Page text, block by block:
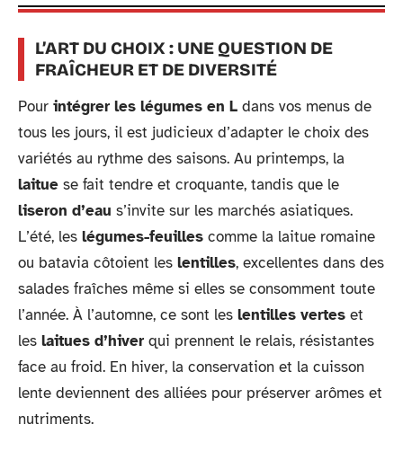
L’ART DU CHOIX : UNE QUESTION DE
FRAÎCHEUR ET DE DIVERSITÉ
Pour intégrer les légumes en L dans vos menus de
tous les jours, il est judicieux d’adapter le choix des
variétés au rythme des saisons. Au printemps, la
laitue se fait tendre et croquante, tandis que le
liseron d’eau s’invite sur les marchés asiatiques.
L’été, les légumes-feuilles comme la laitue romaine
ou batavia côtoient les lentilles, excellentes dans des
salades fraîches même si elles se consomment toute
l’année. À l’automne, ce sont les lentilles vertes et
les laitues d’hiver qui prennent le relais, résistantes
face au froid. En hiver, la conservation et la cuisson
lente deviennent des alliées pour préserver arômes et
nutriments.